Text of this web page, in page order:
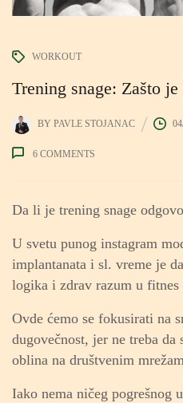
WORKOUT
Trening snage: Zašto
BY PAVLE STOJANAC
6 COMMENTS
Da li je trening snage
U svetu punog instagram
implantanata i sl. vreme je
logika i zdrav razum u
Ovde ćemo se fokusirati na
dugovečnost, jer ne treba
oblina na društvenim
Iako nema ničeg pogrešnog